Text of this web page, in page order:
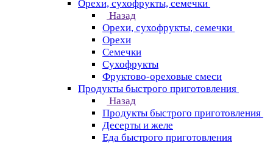
Орехи, сухофрукты, семечки
Назад
Орехи, сухофрукты, семечки
Орехи
Семечки
Сухофрукты
Фруктово-ореховые смеси
Продукты быстрого приготовления
Назад
Продукты быстрого приготовления
Десерты и желе
Еда быстрого приготовления